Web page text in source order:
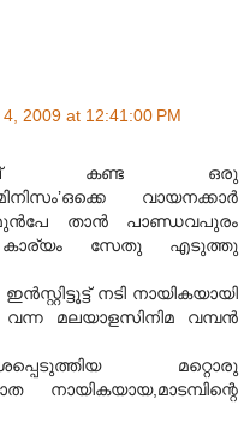
2009 at 12:41:00 PM
കണ്ട ഒരു
വായനക്കാർ
താൻ പാണ്ഡവപുരം
കാര്യം സേതു എടുത്തു
നടി നായികയായി
മലയാളസിനിമ വമ്പൻ
മറ്റൊരു